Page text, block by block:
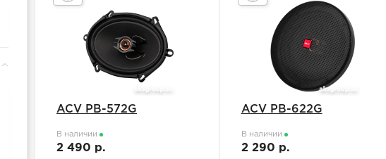
ACV PB-572G
В наличии
2 490 р.
ACV PB-622G
В наличии
2 290 р.